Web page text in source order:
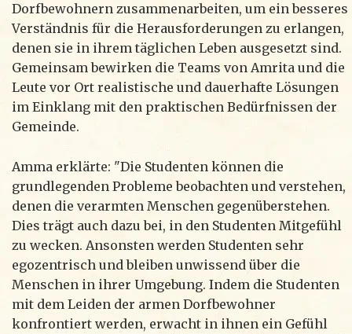
Dorfbewohnern zusammenarbeiten, um ein besseres
Verständnis für die Herausforderungen zu erlangen,
denen sie in ihrem täglichen Leben ausgesetzt sind.
Gemeinsam bewirken die Teams von Amrita und die
Leute vor Ort realistische und dauerhafte Lösungen
im Einklang mit den praktischen Bedürfnissen der
Gemeinde.
Amma erklärte: "Die Studenten können die
grundlegenden Probleme beobachten und verstehen,
denen die verarmten Menschen gegenüberstehen.
Dies trägt auch dazu bei, in den Studenten Mitgefühl
zu wecken. Ansonsten werden Studenten sehr
egozentrisch und bleiben unwissend über die
Menschen in ihrer Umgebung. Indem die Studenten
mit dem Leiden der armen Dorfbewohner
konfrontiert werden, erwacht in ihnen ein Gefühl